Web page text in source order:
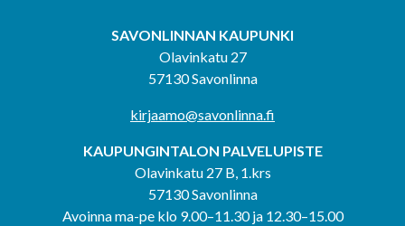
SAVONLINNAN KAUPUNKI
Olavinkatu 27
57130 Savonlinna
kirjaamo@savonlinna.fi
KAUPUNGINTALON PALVELUPISTE
Olavinkatu 27 B, 1.krs
57130 Savonlinna
Avoinna ma-pe klo 9.00–11.30 ja 12.30–15.00